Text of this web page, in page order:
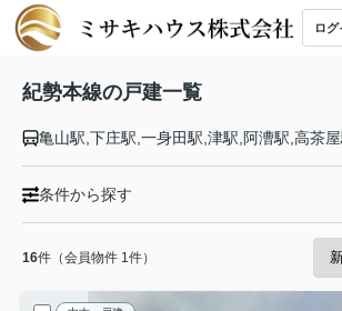
ログ
紀勢本線の戸建一覧
条件から探す
16件（会員物件 1件）